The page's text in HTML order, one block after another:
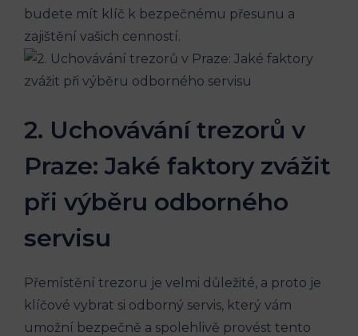
budete mít klíč k bezpečnému přesunu a
zajištění vašich cenností.
2. Uchovávání trezorů v
Praze: Jaké faktory zvážit
při výběru odborného
servisu
Přemístění trezoru je velmi důležité, a proto je
klíčové vybrat si odborný servis, který vám
umožní bezpečně a spolehlivě provést tento